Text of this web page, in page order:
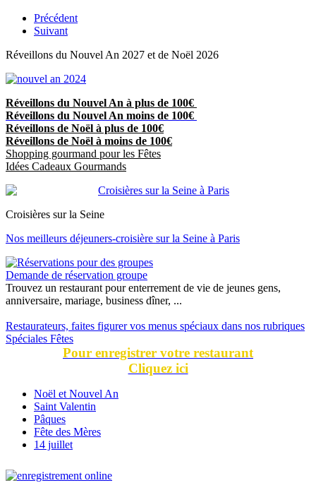
Précédent
Suivant
Réveillons du Nouvel An 2027 et de Noël 2026
Réveillons du Nouvel An à plus de 100€
Réveillons du Nouvel An moins de 100€
Réveillons de Noël à plus de 100€
Réveillons de Noël à moins de 100€
Shopping gourmand pour les Fêtes
Idées Cadeaux Gourmands
Croisières sur la Seine
Nos meilleurs déjeuners-croisière sur la Seine à Paris
Demande de réservation groupe
Trouvez un restaurant pour enterrement de vie de jeunes gens,
anniversaire, mariage, business dîner, ...
Restaurateurs, faites figurer vos menus spéciaux dans nos rubriques
Spéciales Fêtes
Pour enregistrer votre restaurant
Cliquez ici
Noël et Nouvel An
Saint Valentin
Pâques
Fête des Mères
14 juillet